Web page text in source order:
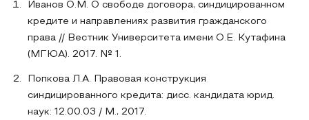
Иванов О.М. О свободе договора, синдицированном
кредите и направлениях развития гражданского
права // Вестник Университета имени О.Е. Кутафина
(МГЮА). 2017. № 1.
Попкова Л.А. Правовая конструкция
синдицированного кредита: дисс. кандидата юрид.
наук: 12.00.03 / М., 2017.